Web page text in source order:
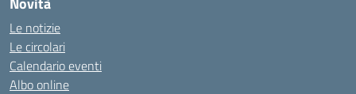
Le notizie
Le circolari
Calendario eventi
Albo online